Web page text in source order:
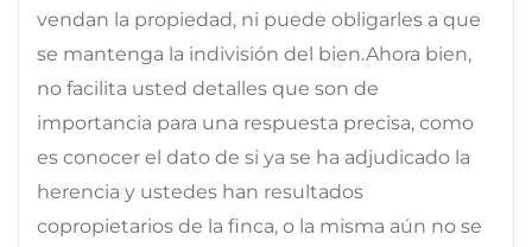
vendan la propiedad, ni puede obligarles a que
se mantenga la indivisión del bien.Ahora bien,
no facilita usted detalles que son de
importancia para una respuesta precisa, como
es conocer el dato de si ya se ha adjudicado la
herencia y ustedes han resultados
copropietarios de la finca, o la misma aún no se